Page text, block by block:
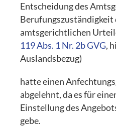
Entscheidung des
Berufungszuständigkeit
amtsgerichtlichen
119 Abs. 1 Nr. 2b GVG,
Auslandsbezug)
hatte einen
abgelehnt, da es für
Einstellung des
gebe.